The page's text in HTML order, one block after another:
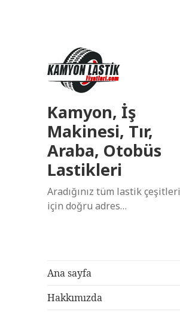
Kamyon, İş
Makinesi, Tır,
Araba, Otobüs
Lastikleri
Aradığınız tüm lastik çeşitleri
için doğru adres…
Ana sayfa
Hakkımızda